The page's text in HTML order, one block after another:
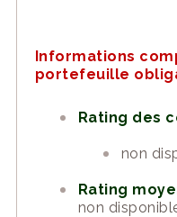
Informations
portefeuille
Rating des
non
Rating
non